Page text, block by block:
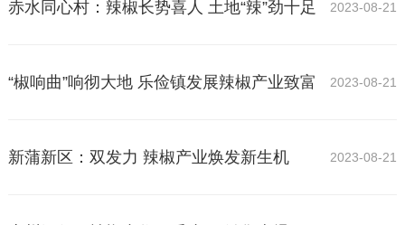
2023-08-21
赤水同心村：辣椒长势喜人 土地“辣”劲十足
2023-08-21
“椒响曲”响彻大地 乐俭镇发展辣椒产业致富
2023-08-21
新蒲新区：双发力 辣椒产业焕发新生机